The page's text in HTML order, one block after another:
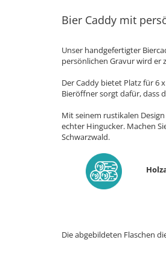
Bier Caddy mit
Unser handgefertigter
persönlichen Gravur wird er
Der Caddy bietet Platz für 6
Bieröffner sorgt dafür, dass
Mit seinem rustikalen
echter Hingucker. Machen
Schwarzwald.
Die abgebildeten Flaschen